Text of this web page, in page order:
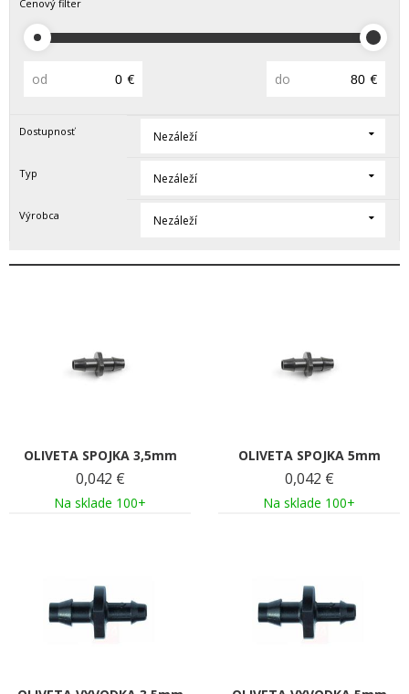
Cenový filter
od € do €
Dostupnosť Nezáleží
Typ Nezáleží
Výrobca Nezáleží
OLIVETA SPOJKA 3,5mm
0,042 €
Na sklade 100+
OLIVETA SPOJKA 5mm
0,042 €
Na sklade 100+